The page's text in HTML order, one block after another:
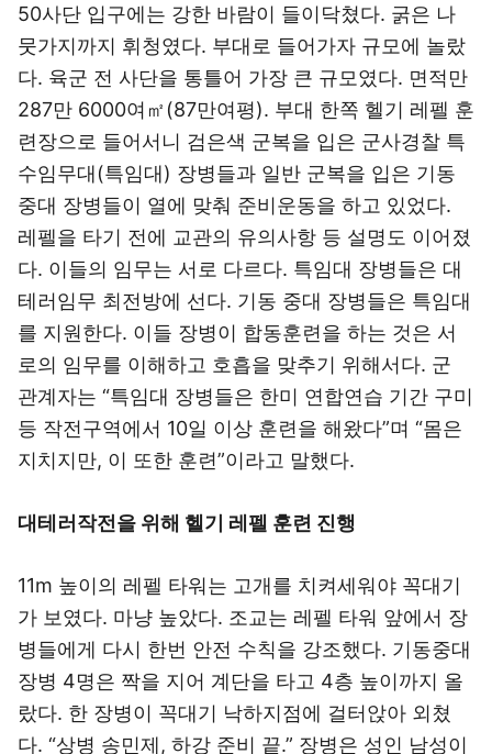
50사단 입구에는 강한 바람이 들이닥쳤다. 굵은 나
뭇가지까지 휘청였다. 부대로 들어가자 규모에 놀랐
다. 육군 전 사단을 통틀어 가장 큰 규모였다. 면적만
287만 6000여㎡(87만여평). 부대 한쪽 헬기 레펠 훈
련장으로 들어서니 검은색 군복을 입은 군사경찰 특
수임무대(특임대) 장병들과 일반 군복을 입은 기동
중대 장병들이 열에 맞춰 준비운동을 하고 있었다.
레펠을 타기 전에 교관의 유의사항 등 설명도 이어졌
다. 이들의 임무는 서로 다르다. 특임대 장병들은 대
테러임무 최전방에 선다. 기동 중대 장병들은 특임대
를 지원한다. 이들 장병이 합동훈련을 하는 것은 서
로의 임무를 이해하고 호흡을 맞추기 위해서다. 군
관계자는 “특임대 장병들은 한미 연합연습 기간 구미
등 작전구역에서 10일 이상 훈련을 해왔다”며 “몸은
지치지만, 이 또한 훈련”이라고 말했다.
대테러작전을 위해 헬기 레펠 훈련 진행
11m 높이의 레펠 타워는 고개를 치켜세워야 꼭대기
가 보였다. 마냥 높았다. 조교는 레펠 타워 앞에서 장
병들에게 다시 한번 안전 수칙을 강조했다. 기동중대
장병 4명은 짝을 지어 계단을 타고 4층 높이까지 올
랐다. 한 장병이 꼭대기 낙하지점에 걸터앉아 외쳤
다. “상병 송민제, 하강 준비 끝.” 장병은 성인 남성이